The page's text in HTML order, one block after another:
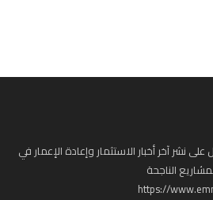
أخبار الاستثمار وإعادة الإعمار في
الناجحة
https://